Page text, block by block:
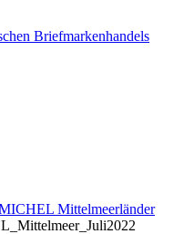
Mittelmeerländer